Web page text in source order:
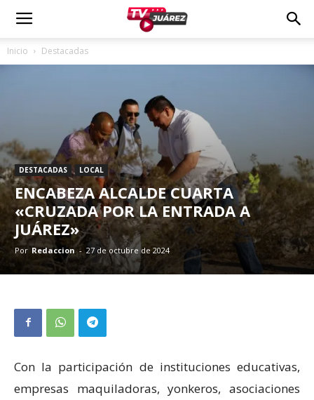
Inicio Destacadas
DESTACADAS LOCAL
ENCABEZA ALCALDE CUARTA
«CRUZADA POR LA ENTRADA A
JUÁREZ»
Por Redaccion - 27 de octubre de 2024
Con la participación de instituciones educativas,
empresas maquiladoras, yonkeros, asociaciones